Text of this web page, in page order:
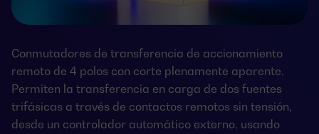
Conmutadores de transferencia de accionamiento
remoto de 4 polos con corte plenamente aparente.
Permiten la transferencia en carga de dos fuentes
trifásicas a través de contactos remotos sin tensión,
desde un controlador automático externo, usando